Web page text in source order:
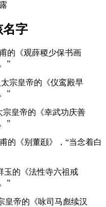
名字
的《观薛稷少保书画
”
宗皇帝的《仪鸾殿早
”
宗皇帝的《幸武功庆善
”
的《别董颋》，“当念着白
玉的《法性寺六祖戒
”
皇帝的《咏司马彪续汉